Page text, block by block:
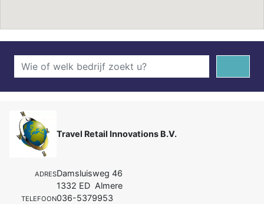
Travel Retail Innovations B.V.
ADRESDamsluisweg 46
1332 ED Almere
TELEFOON036-5379953